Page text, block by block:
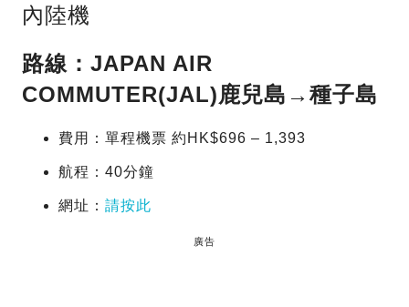
內陸機
路線：JAPAN AIR
COMMUTER(JAL)鹿兒島→種子島
費用：單程機票 約HK$696 – 1,393
航程：40分鐘
網址： 請按此
廣告